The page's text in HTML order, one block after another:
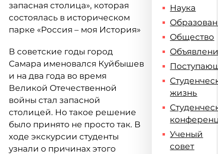
запасная столица», которая
состоялась в историческом
парке «Россия – моя История»
В советские годы город
Самара именовался Куйбышев
и на два года во время
Великой Отечественной
войны стал запасной
столицей. Но такое решение
было принято не просто так. В
ходе экскурсии студенты
узнали о причинах этого
Наука
Общество
жизнь
Ученый
совет